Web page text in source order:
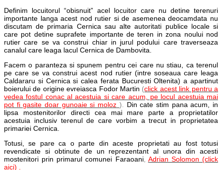
Definim locuitorul “obisnuit” acel locuitor care nu detine terenuri
importante langa acest nod rutier si de asemenea deocamdata nu
discutam de primaria Cernica sau alte autoritati publice locale si
care pot detine suprafete importante de teren in zona noului nod
rutier care se va construi chiar in jurul podului care traverseaza
canalul care leaga lacul Cernica de Dambovita.
Facem o paranteza si spunem pentru cei care nu stiau, ca terenul
pe care se va construi acest nod rutier (intre soseaua care leaga
Caldararu si Cernica si calea ferata Bucuresti Oltenita) a apartinut
boierului de origine evreiasca Fodor Martin (click acest link pentru a
vedea fostul conac al acestuia si care acum, pe locul acestuia mai
pot fi gasite doar gunoaie si moloz ).
Din cate stim pana acum, in
lipsa mostenitorilor directi cea mai mare parte a proprietatilor
acestuia inclusiv terenul de care vorbim a trecut in proprietatea
primariei Cernica.
Totusi, se pare ca o parte din aceste proprietati au fost totusi
revendicate si obtinute de un reprezentant al unora din acesti
mostenitori prin primarul comunei Faraoani, Adrian Solomon (click
aici)